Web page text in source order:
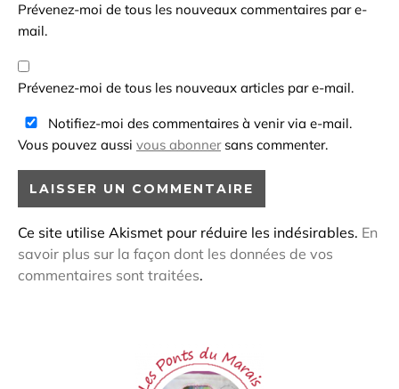
Prévenez-moi de tous les nouveaux commentaires par e-
mail.
Prévenez-moi de tous les nouveaux articles par e-mail.
Notifiez-moi des commentaires à venir via e-mail.
Vous pouvez aussi vous abonnersans commenter.
Ce site utilise Akismet pour réduire les indésirables. En
savoir plus sur la façon dont les données de vos
commentaires sont traitées.